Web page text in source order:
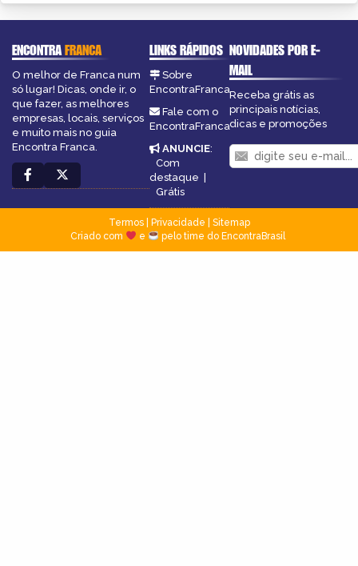
ENCONTRAFRANCA
O melhor de Franca num
só lugar! Dicas, onde ir, o
que fazer, as melhores
empresas, locais, serviços
e muito mais no guia
Encontra Franca.
LINKS RÁPIDOS
Sobre
EncontraFranca
Fale com o
EncontraFranca
ANUNCIE:
Com
destaque |
Grátis
NOVIDADES POR E-
MAIL
Receba grátis as
principais notícias,
dicas e promoções
Termos| Privacidade
Sitemap
Criado com
e pelo time do EncontraBrasil